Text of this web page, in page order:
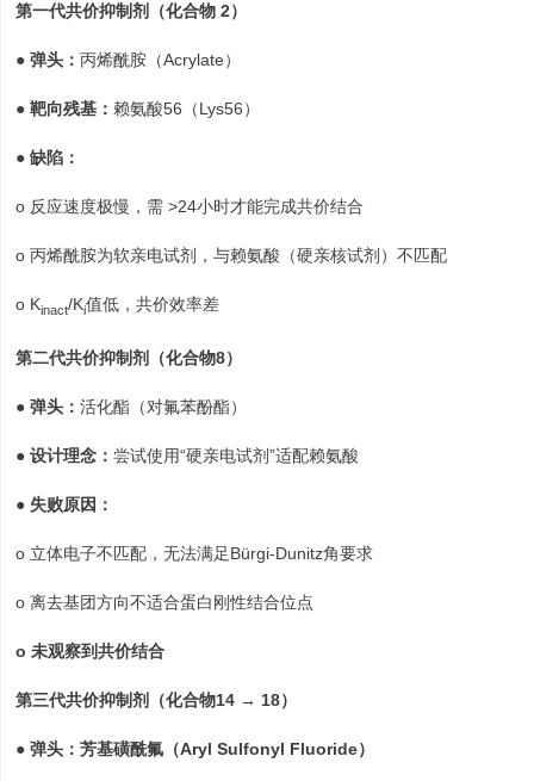
第一代共价抑制剂（化合物 2）
● 弹头： 丙烯酰胺（Acrylate）
● 靶向残基： 赖氨酸56（Lys56）
● 缺陷：
o 反应速度极慢，需 >24小时才能完成共价结合
o 丙烯酰胺为软亲电试剂，与赖氨酸（硬亲核试剂）不匹配
o Kinact/Ki值低，共价效率差
第二代共价抑制剂（化合物8）
● 弹头： 活化酯（对氟苯酚酯）
● 设计理念： 尝试使用“硬亲电试剂”适配赖氨酸
● 失败原因：
o 立体电子不匹配，无法满足Bürgi-Dunitz角要求
o 离去基团方向不适合蛋白刚性结合位点
o 未观察到共价结合
第三代共价抑制剂（化合物14 → 18）
● 弹头：芳基磺酰氟（Aryl Sulfonyl Fluoride）